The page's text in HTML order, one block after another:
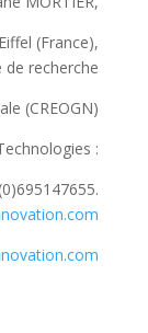
(France),
de recherche
(CREOGN)
: